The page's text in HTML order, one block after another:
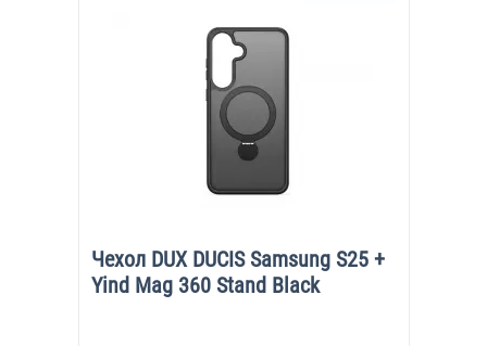
Чехол DUX DUCIS Samsung S25 +
Yind Mag 360 Stand Black